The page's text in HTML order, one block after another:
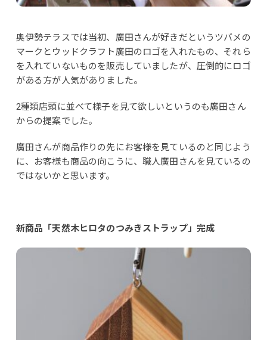
奥伊勢テラスでは当初、廣田さんが好きだというツバメの
マークとウッドクラフト廣田のロゴを入れたもの、それら
を入れていないものを販売していましたが、圧倒的にロゴ
がある方が人気がありました。
2種類店頭に並べて様子を見て欲しいというのも廣田さん
からの提案でした。
廣田さんが商品作りの先にお客様を見ているのと同じよう
に、お客様も商品の向こうに、職人廣田さんを見ているの
ではないかと思います。
新商品「天然木ヒロタのつみきストラップ」完成